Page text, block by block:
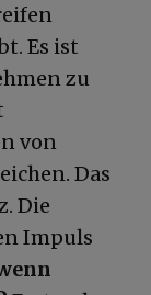
Es ist
zu
von
Das
Die
Impuls